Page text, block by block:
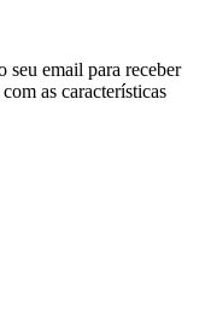
seu email para receber
as características